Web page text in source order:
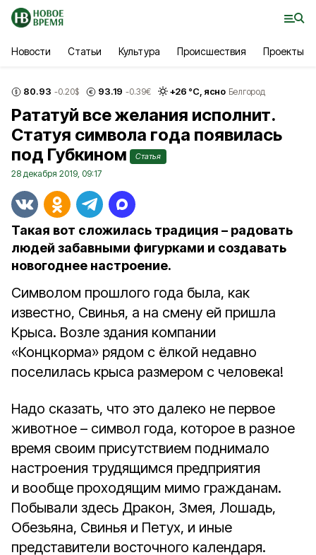
Новости Статьи Культура Происшествия Проекты
80.93 -0.20$ 93.19 -0.39€ +26 °С, ясно Белгород
Рататуй все желания исполнит.
Статуя символа года появилась
под Губкином
Статья
28 декабря 2019, 09:17
Такая вот сложилась традиция – радовать
людей забавными фигурками и создавать
новогоднее настроение.
Символом прошлого года была, как
известно, Свинья, а на смену ей пришла
Крыса. Возле здания компании
«Концкорма» рядом с ёлкой недавно
поселилась крыса размером с человека!
Надо сказать, что это далеко не первое
животное – символ года, которое в разное
время своим присутствием поднимало
настроения трудящимся предприятия
и вообще проходящим мимо гражданам.
Побывали здесь Дракон, Змея, Лошадь,
Обезьяна, Свинья и Петух, и иные
представители восточного календаря.